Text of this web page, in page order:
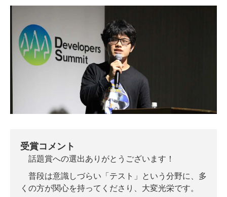
受賞コメント
話題賞への選出ありがとうございます！
普段は意識しづらい「テスト」という分野に、多
くの方が関心を持ってくださり、大変光栄です。